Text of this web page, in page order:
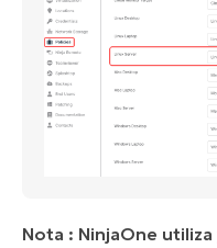
Nota : NinjaOne